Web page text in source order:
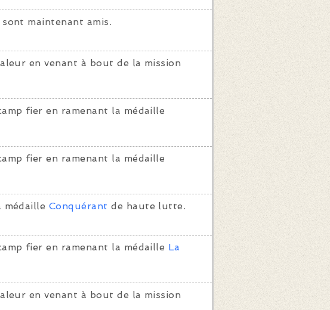
sont maintenant amis.
en venant à bout de la mission
fier en ramenant la médaille
fier en ramenant la médaille
médaille Conquérant de haute lutte.
fier en ramenant la médaille La
en venant à bout de la mission